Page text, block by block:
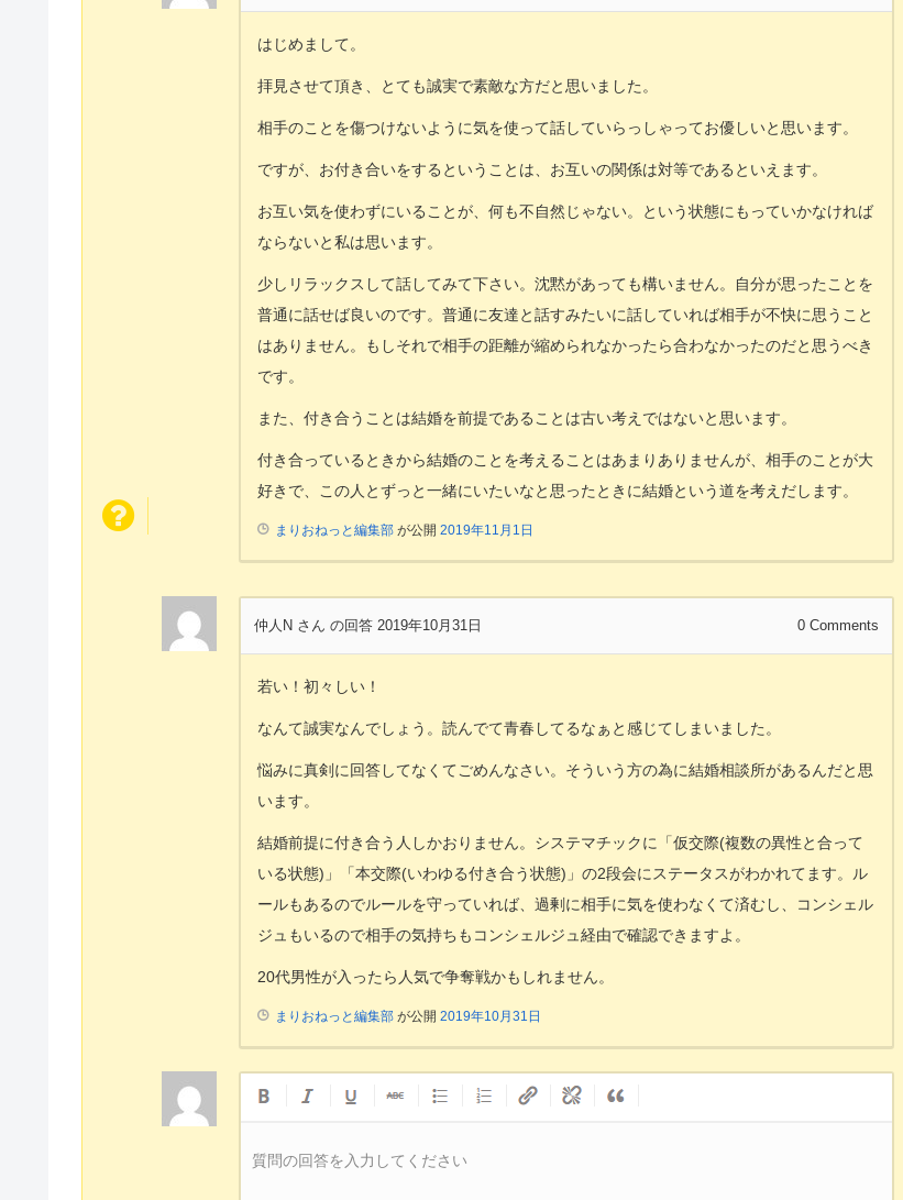
はじめまして。
拝見させて頂き、とても誠実で素敵な方だと思いました。
相手のことを傷つけないように気を使って話していらっしゃってお優しいと思います。
ですが、お付き合いをするということは、お互いの関係は対等であるといえます。
お互い気を使わずにいることが、何も不自然じゃない。という状態にもっていかなければ
ならないと私は思います。
少しリラックスして話してみて下さい。沈黙があっても構いません。自分が思ったことを
普通に話せば良いのです。普通に友達と話すみたいに話していれば相手が不快に思うこと
はありません。もしそれで相手の距離が縮められなかったら合わなかったのだと思うべき
です。
また、付き合うことは結婚を前提であることは古い考えではないと思います。
付き合っているときから結婚のことを考えることはあまりありませんが、相手のことが大
好きで、この人とずっと一緒にいたいなと思ったときに結婚という道を考えだします。
まりおねっと編集部 が公開 2019年11月1日
仲人N さん の回答 2019年10月31日 0 Comments
若い！初々しい！
なんて誠実なんでしょう。読んでて青春してるなぁと感じてしまいました。
悩みに真剣に回答してなくてごめんなさい。そういう方の為に結婚相談所があるんだと思
います。
結婚前提に付き合う人しかおりません。システマチックに「仮交際(複数の異性と合って
いる状態)」「本交際(いわゆる付き合う状態)」の2段会にステータスがわかれてます。ル
ールもあるのでルールを守っていれば、過剰に相手に気を使わなくて済むし、コンシェル
ジュもいるので相手の気持ちもコンシェルジュ経由で確認できますよ。
20代男性が入ったら人気で争奪戦かもしれません。
まりおねっと編集部 が公開 2019年10月31日
質問の回答を入力してください